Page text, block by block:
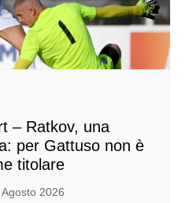
– Ratkov, una
per Gattuso non è
titolare
2026